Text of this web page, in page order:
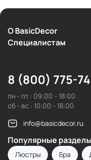
О BasicDecor
Cпециалистам
8 (800) 775-
пн - пт : 09:00 - 18:00
сб - вс : 10:00 - 18:00
info@basicdecor.ru
Популярные разделы
Люстры Бра